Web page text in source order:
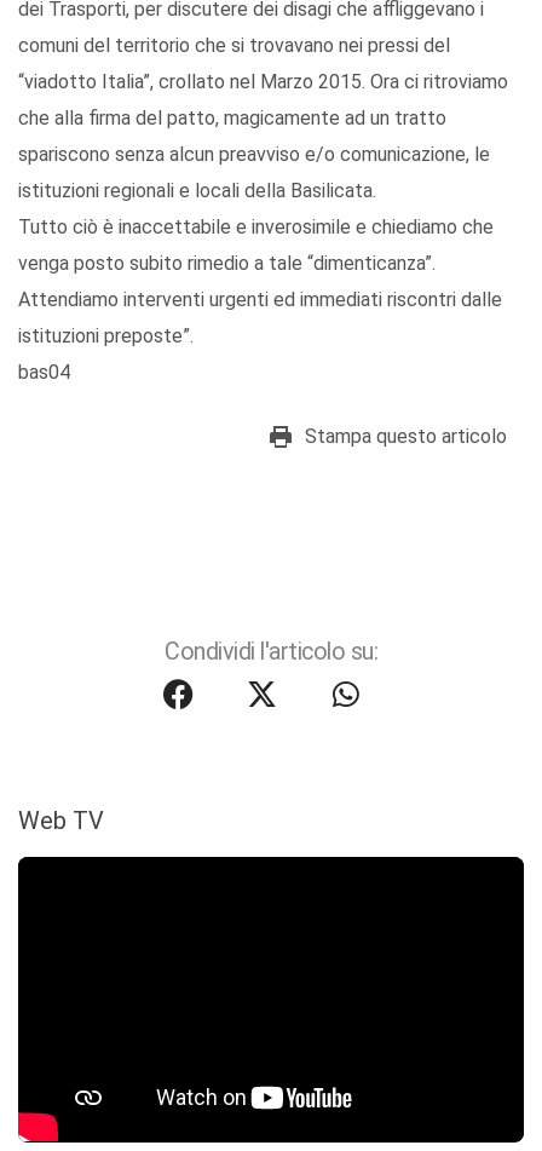
dei Trasporti, per discutere dei disagi che affliggevano i
comuni del territorio che si trovavano nei pressi del
“viadotto Italia”, crollato nel Marzo 2015. Ora ci ritroviamo
che alla firma del patto, magicamente ad un tratto
spariscono senza alcun preavviso e/o comunicazione, le
istituzioni regionali e locali della Basilicata.
Tutto ciò è inaccettabile e inverosimile e chiediamo che
venga posto subito rimedio a tale “dimenticanza”.
Attendiamo interventi urgenti ed immediati riscontri dalle
istituzioni preposte”.
bas04
Stampa questo articolo
Condividi l'articolo su:
Web TV